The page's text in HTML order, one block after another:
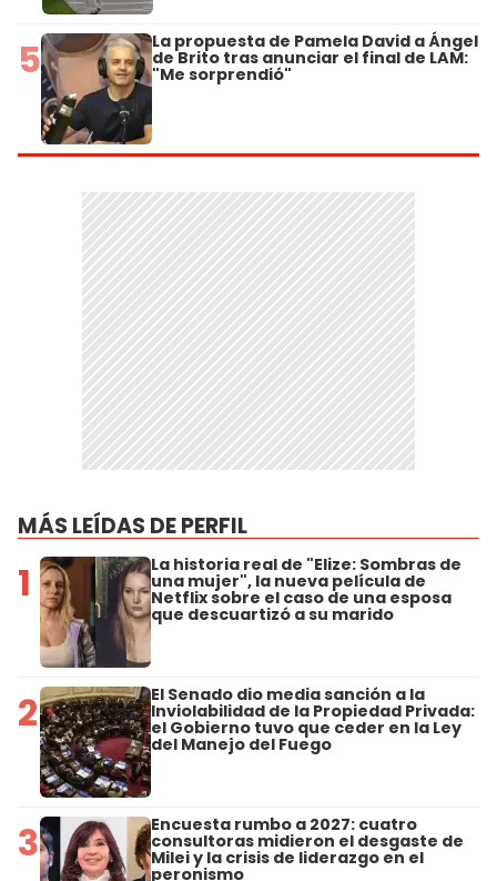
5 La propuesta de Pamela David a Ángel
de Brito tras anunciar el final de LAM:
"Me sorprendió"
MÁS LEÍDAS DE PERFIL
1 La historia real de "Elize: Sombras de
una mujer", la nueva película de
Netflix sobre el caso de una esposa
que descuartizó a su marido
2 El Senado dio media sanción a la
Inviolabilidad de la Propiedad Privada:
el Gobierno tuvo que ceder en la Ley
del Manejo del Fuego
3 Encuesta rumbo a 2027: cuatro
consultoras midieron el desgaste de
Milei y la crisis de liderazgo en el
peronismo